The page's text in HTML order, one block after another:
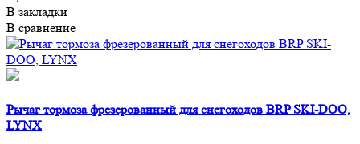
В закладки
В сравнение
Рычаг тормоза фрезерованный для снегоходов BRP SKI-DOO,
LYNX